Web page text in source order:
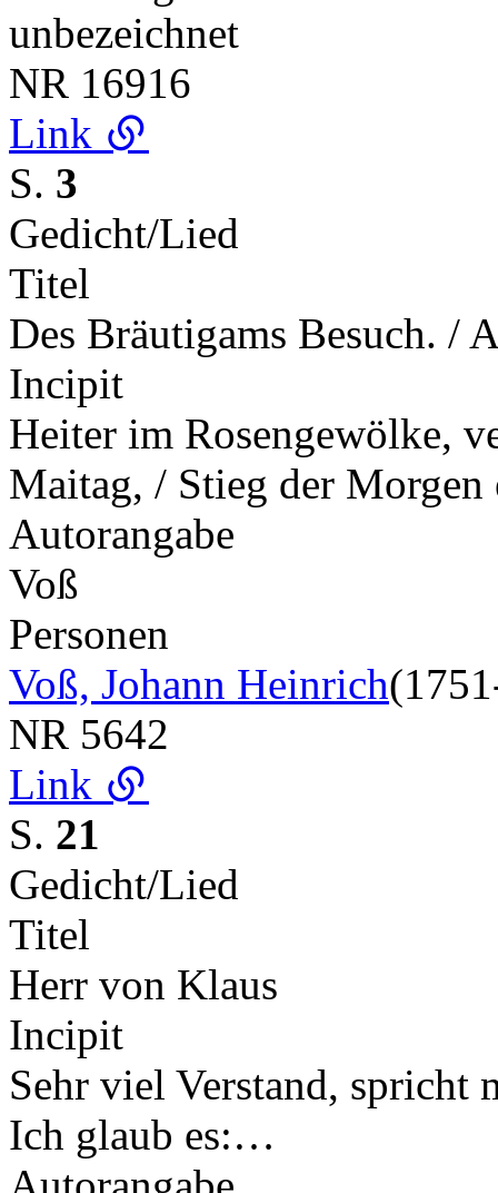
unbezeichnet
NR 16916
Link
S. 3
Gedicht/Lied
Titel
Des Bräutigams Besuch. /
Incipit
Heiter im Rosengewölke,
Maitag, / Stieg der
Autorangabe
Voß
Personen
Voß, Johann Heinrich
NR 5642
Link
S. 21
Gedicht/Lied
Titel
Herr von Klaus
Incipit
Sehr viel Verstand, spricht
Ich glaub es:…